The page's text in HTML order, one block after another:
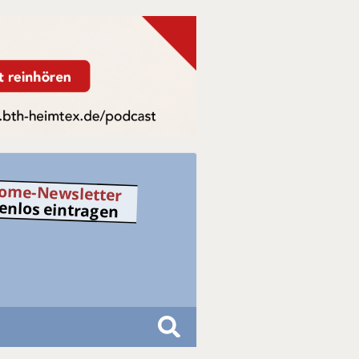
Newsletter
eintragen
S